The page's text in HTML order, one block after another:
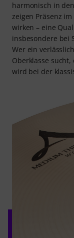
harmonisch in
zeigen Präsenz
wirken – eine
insbesondere bei
Wer ein
Oberklasse
wird bei der